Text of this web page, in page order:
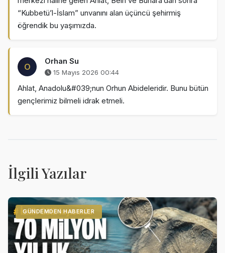
“Kubbetü’l-İslam” unvanını alan üçüncü şehirmiş
öğrendik bu yaşımızda.
O
Orhan Su
15 Mayıs 2026 00:44
Ahlat, Anadolu&#039;nun Orhun Abideleridir. Bunu bütün
gençlerimiz bilmeli idrak etmeli.
İlgili Yazılar
GÜNDEMDEN HABERLER